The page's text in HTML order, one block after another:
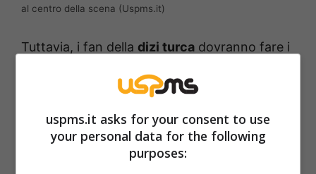
al centro della scena (Uspms.it)
Tuttavia, i fan della dizi turca dovranno fare i
Forbidden Fruit” non sarà
trasmesso nel weekend del 13 e 14 settembre
come previsto. Al suo posto verrà proposto
un doppio episodio de “La forza di una
uspms.it asks for your consent to use
your personal data for the following
purposes: